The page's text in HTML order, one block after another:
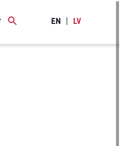
EN LV